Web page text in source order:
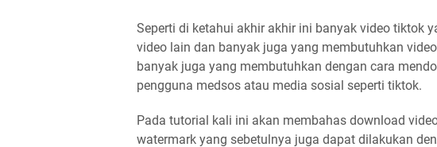
Seperti di ketahui akhir akhir ini banyak video tiktok
video lain dan banyak juga yang membutuhkan
banyak juga yang membutuhkan dengan cara
pengguna medsos atau media sosial seperti tiktok.
Pada tutorial kali ini akan membahas download
watermark yang sebetulnya juga dapat dilakukan